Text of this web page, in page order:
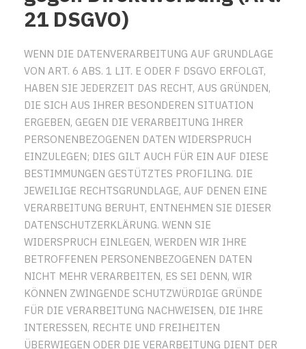
21 DSGVO)
WENN DIE DATENVERARBEITUNG AUF GRUNDLAGE
VON ART. 6 ABS. 1 LIT. E ODER F DSGVO ERFOLGT,
HABEN SIE JEDERZEIT DAS RECHT, AUS GRÜNDEN,
DIE SICH AUS IHRER BESONDEREN SITUATION
ERGEBEN, GEGEN DIE VERARBEITUNG IHRER
PERSONENBEZOGENEN DATEN WIDERSPRUCH
EINZULEGEN; DIES GILT AUCH FÜR EIN AUF DIESE
BESTIMMUNGEN GESTÜTZTES PROFILING. DIE
JEWEILIGE RECHTSGRUNDLAGE, AUF DENEN EINE
VERARBEITUNG BERUHT, ENTNEHMEN SIE DIESER
DATENSCHUTZERKLÄRUNG. WENN SIE
WIDERSPRUCH EINLEGEN, WERDEN WIR IHRE
BETROFFENEN PERSONENBEZOGENEN DATEN
NICHT MEHR VERARBEITEN, ES SEI DENN, WIR
KÖNNEN ZWINGENDE SCHUTZWÜRDIGE GRÜNDE
FÜR DIE VERARBEITUNG NACHWEISEN, DIE IHRE
INTERESSEN, RECHTE UND FREIHEITEN
ÜBERWIEGEN ODER DIE VERARBEITUNG DIENT DER